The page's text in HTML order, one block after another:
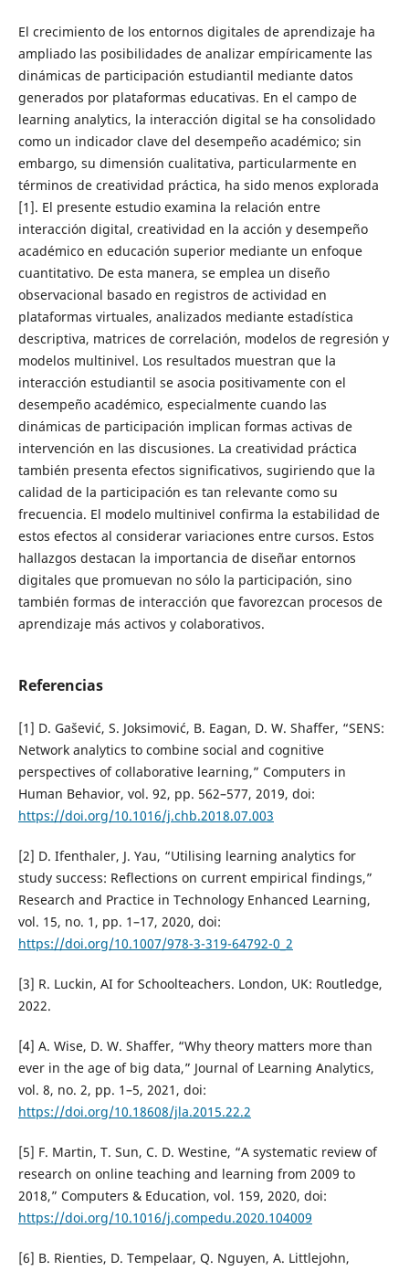
El crecimiento de los entornos digitales de aprendizaje ha
ampliado las posibilidades de analizar empíricamente las
dinámicas de participación estudiantil mediante datos
generados por plataformas educativas. En el campo de
learning analytics, la interacción digital se ha consolidado
como un indicador clave del desempeño académico; sin
embargo, su dimensión cualitativa, particularmente en
términos de creatividad práctica, ha sido menos explorada
[1]. El presente estudio examina la relación entre
interacción digital, creatividad en la acción y desempeño
académico en educación superior mediante un enfoque
cuantitativo. De esta manera, se emplea un diseño
observacional basado en registros de actividad en
plataformas virtuales, analizados mediante estadística
descriptiva, matrices de correlación, modelos de regresión y
modelos multinivel. Los resultados muestran que la
interacción estudiantil se asocia positivamente con el
desempeño académico, especialmente cuando las
dinámicas de participación implican formas activas de
intervención en las discusiones. La creatividad práctica
también presenta efectos significativos, sugiriendo que la
calidad de la participación es tan relevante como su
frecuencia. El modelo multinivel confirma la estabilidad de
estos efectos al considerar variaciones entre cursos. Estos
hallazgos destacan la importancia de diseñar entornos
digitales que promuevan no sólo la participación, sino
también formas de interacción que favorezcan procesos de
aprendizaje más activos y colaborativos.
Referencias
[1] D. Gašević, S. Joksimović, B. Eagan, D. W. Shaffer, “SENS:
Network analytics to combine social and cognitive
perspectives of collaborative learning,” Computers in
Human Behavior, vol. 92, pp. 562–577, 2019, doi:
https://doi.org/10.1016/j.chb.2018.07.003
[2] D. Ifenthaler, J. Yau, “Utilising learning analytics for
study success: Reflections on current empirical findings,”
Research and Practice in Technology Enhanced Learning,
vol. 15, no. 1, pp. 1–17, 2020, doi:
https://doi.org/10.1007/978-3-319-64792-0_2
[3] R. Luckin, AI for Schoolteachers. London, UK: Routledge,
2022.
[4] A. Wise, D. W. Shaffer, “Why theory matters more than
ever in the age of big data,” Journal of Learning Analytics,
vol. 8, no. 2, pp. 1–5, 2021, doi:
https://doi.org/10.18608/jla.2015.22.2
[5] F. Martin, T. Sun, C. D. Westine, “A systematic review of
research on online teaching and learning from 2009 to
2018,” Computers & Education, vol. 159, 2020, doi:
https://doi.org/10.1016/j.compedu.2020.104009
[6] B. Rienties, D. Tempelaar, Q. Nguyen, A. Littlejohn,